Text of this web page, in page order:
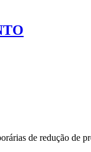
de redução de